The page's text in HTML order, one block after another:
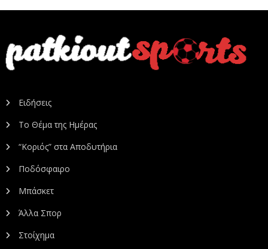
Ειδήσεις
Το Θέμα της Ημέρας
“Κοριός” στα Αποδυτήρια
Ποδόσφαιρο
Μπάσκετ
Άλλα Σπορ
Στοίχημα